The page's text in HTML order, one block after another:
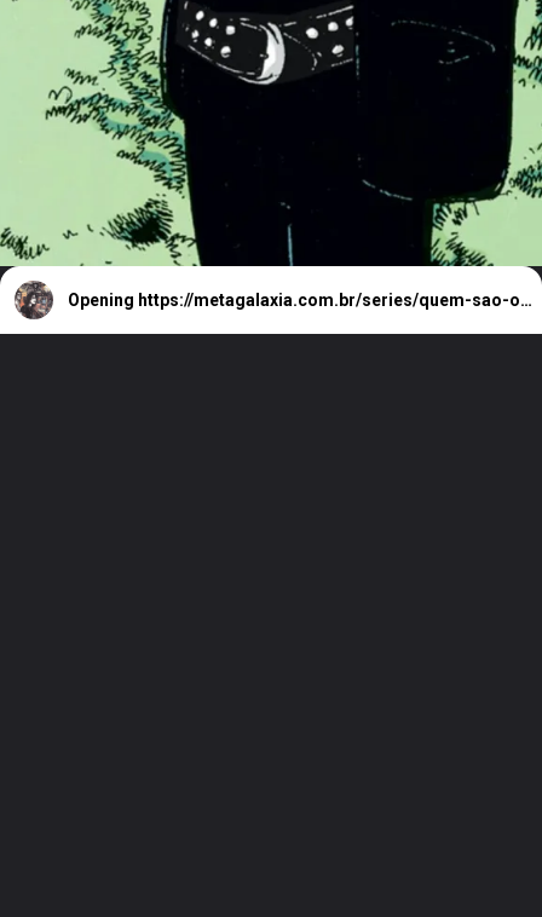
Opening https://metagalaxia.com.br/series/quem-sao-os-7-perpetuos-de-the-sandman/